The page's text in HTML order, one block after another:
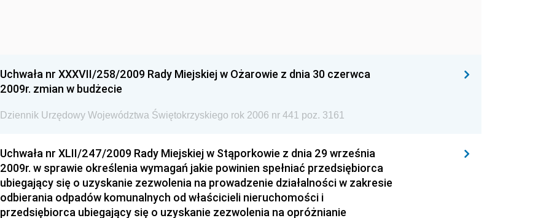
Uchwała nr XXXVII/258/2009 Rady Miejskiej w Ożarowie z dnia 30 czerwca
2009r. zmian w budżecie
Dziennik Urzędowy Województwa Świętokrzyskiego rok 2006 nr 441 poz. 3161
Uchwała nr XLII/247/2009 Rady Miejskiej w Stąporkowie z dnia 29 września
2009r. w sprawie określenia wymagań jakie powinien spełniać przedsiębiorca
ubiegający się o uzyskanie zezwolenia na prowadzenie działalności w zakresie
odbierania odpadów komunalnych od właścicieli nieruchomości i
przedsiębiorca ubiegający się o uzyskanie zezwolenia na opróżnianie